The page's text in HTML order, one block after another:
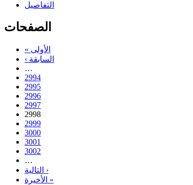
التفاصيل
الصفحات
« الأولى
‹ السابقة
…
2994
2995
2996
2997
2998
2999
3000
3001
3002
…
التالية ›
الأخيرة »